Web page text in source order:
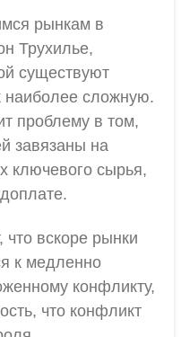
рынкам в
Трухилье,
существуют
наиболее сложную.
проблему в том,
завязаны на
ключевого сырья,
вскоре рынки
к медленно
конфликту,
что конфликт